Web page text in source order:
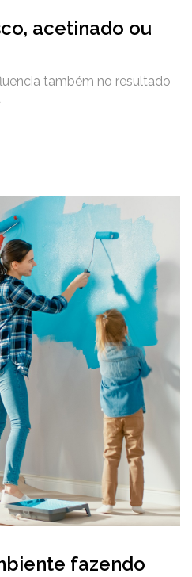
acetinado ou
também no resultado
fazendo